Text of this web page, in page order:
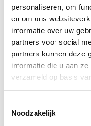
personaliseren, om
en om ons
informatie over uw
partners voor social
partners kunnen deze
informatie die u aan
verzameld op basis
Noodzakelijk
Home»